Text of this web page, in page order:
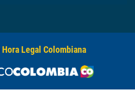
Hora Legal Colombiana